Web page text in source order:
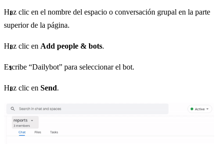
Haz clic en el nombre del espacio o conversación grupal en la parte
superior de la página.
Haz clic en Add people & bots.
Escribe “Dailybot” para seleccionar el bot.
Haz clic en Send.